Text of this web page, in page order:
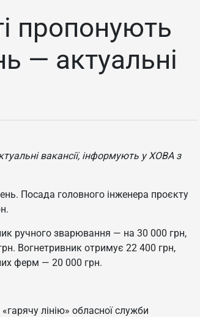
пропонують
— актуальні
вакансії, інформують у ХОВА з
Посада головного інженера проєкту
ручного зварювання — на 30 000 грн,
Вогнетривник отримує 22 400 грн,
ферм — 20 000 грн.
лінію» обласної служби